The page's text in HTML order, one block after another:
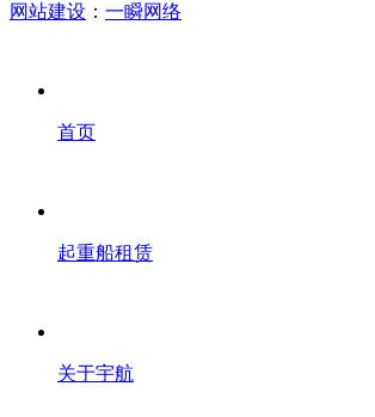
网站建设 ： 一瞬网络
首页
起重船租赁
关于宇航